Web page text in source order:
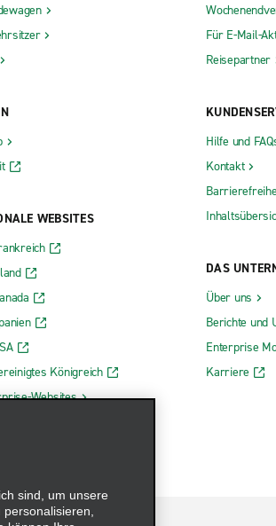
WEBSITES
Königreich
Websites
Für E-Mail-
Reisepartner
Hilfe und
Kontakt
DAS
Über uns
Berichte und
Enterprise
Karriere
sind, um unsere